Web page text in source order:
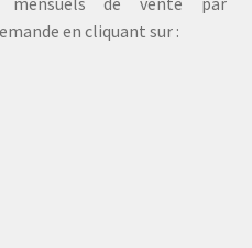
en cliquant sur :